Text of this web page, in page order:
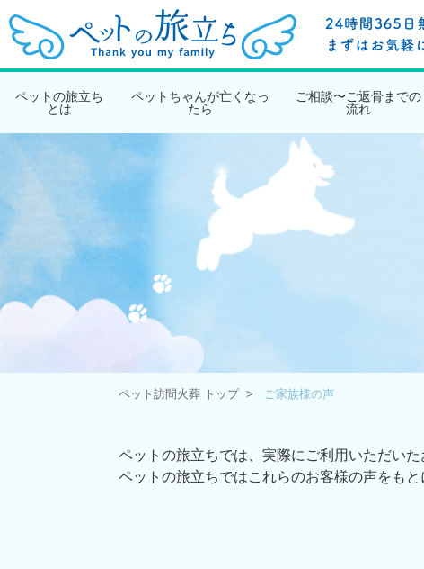
ペットの旅立ち
とは
ペットちゃんが亡くなっ
たら
ご相談〜ご返骨までの
流れ
ペット訪問火葬 トップ ご家族様の声
ペットの旅立ちでは、実際にご利用いただい
ペットの旅立ちではこれらのお客様の声をも